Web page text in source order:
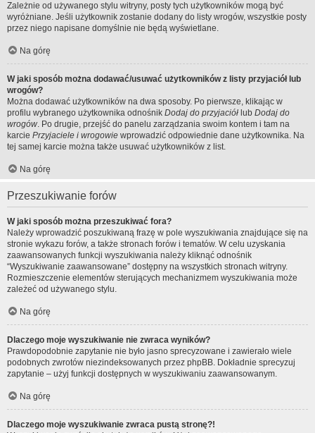
Zależnie od używanego stylu witryny, posty tych użytkowników mogą być
wyróżniane. Jeśli użytkownik zostanie dodany do listy wrogów, wszystkie posty
przez niego napisane domyślnie nie będą wyświetlane.
Na górę
W jaki sposób można dodawać/usuwać użytkowników z listy przyjaciół lub
wrogów?
Można dodawać użytkowników na dwa sposoby. Po pierwsze, klikając w
profilu wybranego użytkownika odnośnik Dodaj do przyjaciół lub Dodaj do
wrogów. Po drugie, przejść do panelu zarządzania swoim kontem i tam na
karcie Przyjaciele i wrogowie wprowadzić odpowiednie dane użytkownika. Na
tej samej karcie można także usuwać użytkowników z list.
Na górę
Przeszukiwanie forów
W jaki sposób można przeszukiwać fora?
Należy wprowadzić poszukiwaną frazę w pole wyszukiwania znajdujące się na
stronie wykazu forów, a także stronach forów i tematów. W celu uzyskania
zaawansowanych funkcji wyszukiwania należy kliknąć odnośnik
“Wyszukiwanie zaawansowane” dostępny na wszystkich stronach witryny.
Rozmieszczenie elementów sterujących mechanizmem wyszukiwania może
zależeć od używanego stylu.
Na górę
Dlaczego moje wyszukiwanie nie zwraca wyników?
Prawdopodobnie zapytanie nie było jasno sprecyzowane i zawierało wiele
podobnych zwrotów niezindeksowanych przez phpBB. Dokładnie sprecyzuj
zapytanie – użyj funkcji dostępnych w wyszukiwaniu zaawansowanym.
Na górę
Dlaczego moje wyszukiwanie zwraca pustą stronę?!